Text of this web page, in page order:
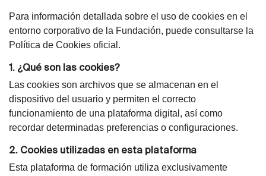
Para información detallada sobre el uso de cookies en el
entorno corporativo de la Fundación, puede consultarse la
Política de Cookies oficial.
1. ¿Qué son las cookies?
Las cookies son archivos que se almacenan en el
dispositivo del usuario y permiten el correcto
funcionamiento de una plataforma digital, así como
recordar determinadas preferencias o configuraciones.
2. Cookies utilizadas en esta plataforma
Esta plataforma de formación utiliza exclusivamente